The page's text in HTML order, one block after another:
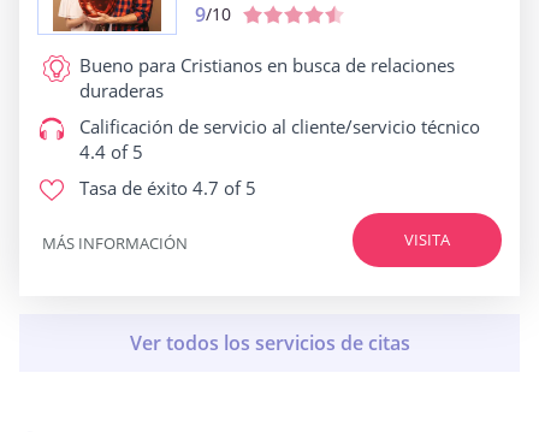
9/10
Bueno para Cristianos en busca de relaciones
duraderas
Calificación de servicio al cliente/servicio técnico
4.4 of 5
Tasa de éxito 4.7 of 5
VISITA
MÁS INFORMACIÓN